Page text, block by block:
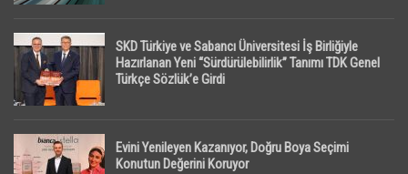
SKD Türkiye ve Sabancı Üniversitesi İş Birliğiyle
Hazırlanan Yeni “Sürdürülebilirlik” Tanımı TDK Genel
Türkçe Sözlük’e Girdi
Evini Yenileyen Kazanıyor, Doğru Boya Seçimi
Konutun Değerini Koruyor